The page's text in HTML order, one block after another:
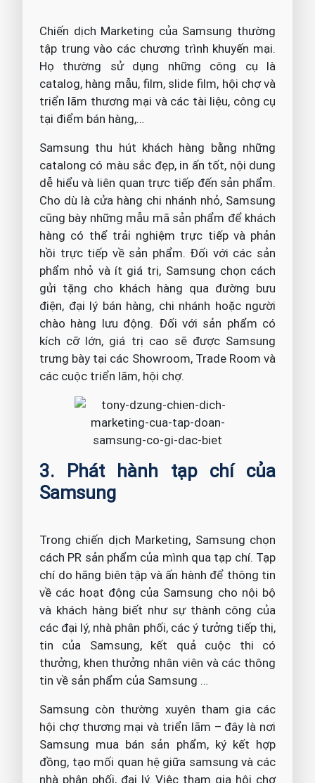
Chiến dịch Marketing của Samsung thường
tập trung vào các chương trình khuyến mại.
Họ thường sử dụng những công cụ là
catalog, hàng mẫu, film, slide film, hội chợ và
triển lãm thương mại và các tài liệu, công cụ
tại điểm bán hàng,…
Samsung thu hút khách hàng bằng những
catalong có màu sắc đẹp, in ấn tốt, nội dung
dễ hiểu và liên quan trực tiếp đến sản phẩm.
Cho dù là cửa hàng chi nhánh nhỏ, Samsung
cũng bày những mẫu mã sản phẩm để khách
hàng có thể trải nghiệm trực tiếp và phản
hồi trực tiếp về sản phẩm. Đối với các sản
phẩm nhỏ và ít giá trị, Samsung chọn cách
gửi tặng cho khách hàng qua đường bưu
điện, đại lý bán hàng, chi nhánh hoặc người
chào hàng lưu động. Đối với sản phẩm có
kích cỡ lớn, giá trị cao sẽ được Samsung
trưng bày tại các Showroom, Trade Room và
các cuộc triển lãm, hội chợ.
3. Phát hành tạp chí của
Samsung
Trong chiến dịch Marketing, Samsung chọn
cách PR sản phẩm của mình qua tạp chí. Tạp
chí do hãng biên tập và ấn hành để thông tin
về các hoạt động của Samsung cho nội bộ
và khách hàng biết như sự thành công của
các đại lý, nhà phân phối, các ý tưởng tiếp thị,
tin của Samsung, kết quả cuộc thi có
thưởng, khen thưởng nhân viên và các thông
tin về sản phẩm của Samsung …
Samsung còn thường xuyên tham gia các
hội chợ thương mại và triển lãm – đây là nơi
Samsung mua bán sản phẩm, ký kết hợp
đồng, tạo mối quan hệ giữa samsung và các
nhà phân phối, đại lý. Việc tham gia hội chợ